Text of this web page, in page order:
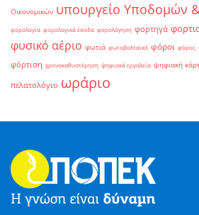
Οικονομικών υπουργείο Υποδομών
φορολογία φορολογικά έσοδα φορολόγηση φορτηγά
φυσικό αέριο φωτιά φωτοβολταϊκά φόροι φόρος
φόρτιση χρονοκαθυστέρηση ψηφιακά εργαλεία ψηφιακή
πελατολόγιο ωράριο